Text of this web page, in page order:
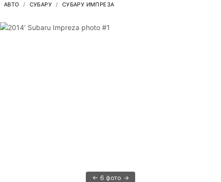
АВТО СУБАРУ СУБАРУ ИМПРЕЗА
6 фото